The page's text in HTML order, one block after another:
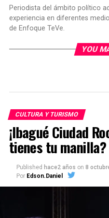
Periodista del ámbito político
experiencia en diferentes
de Enfoque TeVe.
YOU
CULTURA Y TURISMO
¡Ibagué Ciudad
tienes tu manilla?
Published hace2 años on 8
Por Edson.Daniel